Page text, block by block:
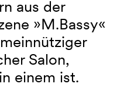
aus der
»M.Bassy«
Salon,
einem ist.